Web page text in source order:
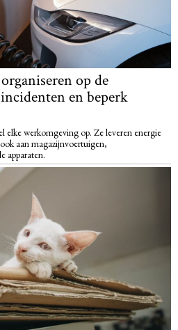
op de
en beperk
elke werkomgeving op. Ze leveren energie
aan magazijnvoertuigen,
apparaten.